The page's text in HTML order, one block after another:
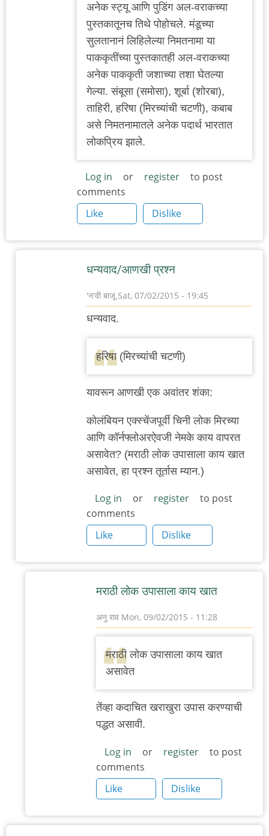
अनेक स्ट्यू आणि पुडिंग अल-वराकच्या
पुस्तकातूनच तिथे पोहोचले. मंडूच्या
सुलतानानं लिहिलेल्या निमतनामा या
पाककृतींच्या पुस्तकातही अल-वराकच्या
अनेक पाककृती जशाच्या तशा घेतल्या
गेल्या. संबूसा (समोसा), शूर्बा (शोरबा),
ताहिरी, हरिषा (मिरच्यांची चटणी), कबाब
असे निमतनामातले अनेक पदार्थ भारतात
लोकप्रिय झाले.
Log in or register
to post
comments
Like
Dislike
धन्यवाद/आणखी प्रश्न
'न'वी बाजूSat, 07/02/2015 - 19:45
In
इराणी/
मध्य-
पूर्व
नंदन
धन्यवाद.
हरिषा (मिरच्यांची चटणी)
यावरून आणखी एक अवांतर शंका:
कोलंबियन एक्स्चेंजपूर्वी चिनी लोक मिरच्या
आणि कॉर्नफ्लोअरऐवजी नेमके काय वापरत
असावेत? (मराठी लोक उपासाला काय खात
असावेत, हा प्रश्न तूर्तास म्यान.)
Log in or register
to post
comments
Like
Dislike
मराठी लोक उपासाला काय खात
अनु राव Mon, 09/02/2015 - 11:28
reply
to
आणखी
by
'न'वी
बाजू
मराठी लोक उपासाला काय खात
असावेत
तेंव्हा कदाचित खराखुरा उपास करण्याची
पद्धत असावी.
Log in or register
to post
comments
Like
Dislike